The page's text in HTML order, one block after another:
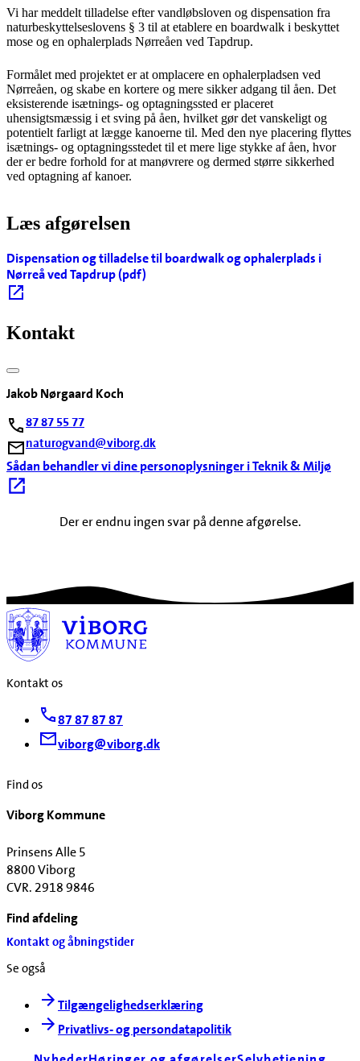
Vi har meddelt tilladelse efter vandløbsloven og dispensation fra
naturbeskyttelseslovens § 3 til at etablere en boardwalk i beskyttet
mose og en ophalerplads Nørreåen ved Tapdrup.
Formålet med projektet er at omplacere en ophalerpladsen ved
Nørreåen, og skabe en kortere og mere sikker adgang til åen. Det
eksisterende isætnings- og optagningssted er placeret
uhensigtsmæssig i et sving på åen, hvilket gør det vanskeligt og
potentielt farligt at lægge kanoerne til. Med den nye placering flyttes
isætnings- og optagningsstedet til et mere lige stykke af åen, hvor
der er bedre forhold for at manøvrere og dermed større sikkerhed
ved optagning af kanoer.
Læs afgørelsen
Dispensation og tilladelse til boardwalk og ophalerplads i
Nørreå ved Tapdrup (pdf)
Kontakt
Jakob Nørgaard Koch
87 87 55 77
naturogvand@viborg.dk
Sådan behandler vi dine personoplysninger i Teknik & Miljø
Der er endnu ingen svar på denne afgørelse.
Kontakt os
87 87 87 87
viborg@viborg.dk
Find os
Viborg Kommune
Prinsens Alle 5
8800 Viborg
CVR. 2918 9846
Find afdeling
Kontakt og åbningstider
Se også
Tilgængelighedserklæring
Privatlivs- og persondatapolitik